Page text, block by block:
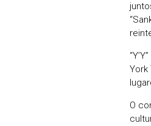
York
O